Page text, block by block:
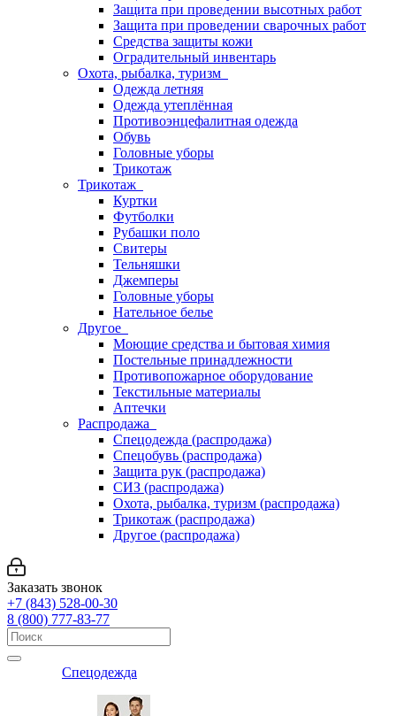
Защита при проведении высотных работ
Защита при проведении сварочных работ
Средства защиты кожи
Оградительный инвентарь
Охота, рыбалка, туризм
Одежда летняя
Одежда утеплённая
Противоэнцефалитная одежда
Обувь
Головные уборы
Трикотаж
Трикотаж
Куртки
Футболки
Рубашки поло
Свитеры
Тельняшки
Джемперы
Головные уборы
Нательное белье
Другое
Моющие средства и бытовая химия
Постельные принадлежности
Противопожарное оборудование
Текстильные материалы
Аптечки
Распродажа
Спецодежда (распродажа)
Спецобувь (распродажа)
Защита рук (распродажа)
СИЗ (распродажа)
Охота, рыбалка, туризм (распродажа)
Трикотаж (распродажа)
Другое (распродажа)
Заказать звонок
+7 (843) 528-00-30
8 (800) 777-83-77
Спецодежда